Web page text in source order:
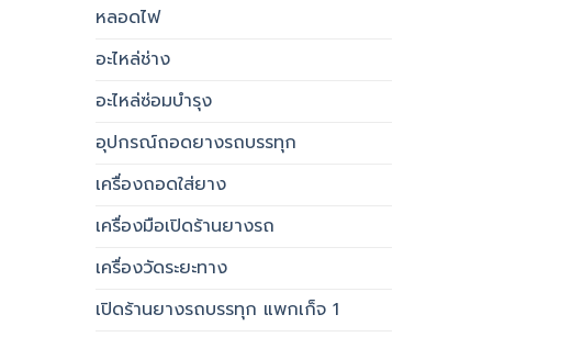
หลอดไฟ
อะไหล่ช่าง
อะไหล่ซ่อมบำรุง
อุปกรณ์ถอดยางรถบรรทุก
เครื่องถอดใส่ยาง
เครื่องมือเปิดร้านยางรถ
เครื่องวัดระยะทาง
เปิดร้านยางรถบรรทุก แพกเก็จ 1